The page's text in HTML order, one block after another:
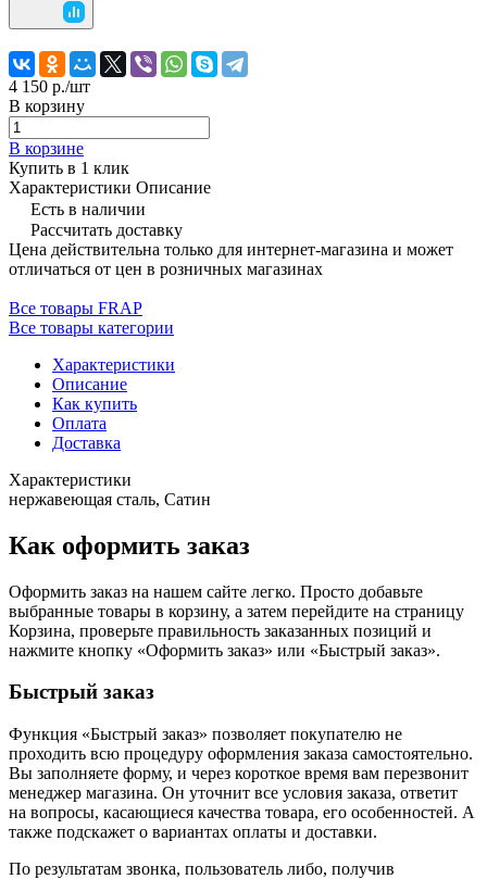
4 150 р./шт
В корзину
В корзине
Купить в 1 клик
Характеристики Описание
Есть в наличии
Рассчитать доставку
Цена действительна только для интернет-магазина и может
отличаться от цен в розничных магазинах
Все товары FRAP
Все товары категории
Характеристики
Описание
Как купить
Оплата
Доставка
Характеристики
нержавеющая сталь, Сатин
Как оформить заказ
Оформить заказ на нашем сайте легко. Просто добавьте
выбранные товары в корзину, а затем перейдите на страницу
Корзина, проверьте правильность заказанных позиций и
нажмите кнопку «Оформить заказ» или «Быстрый заказ».
Быстрый заказ
Функция «Быстрый заказ» позволяет покупателю не
проходить всю процедуру оформления заказа самостоятельно.
Вы заполняете форму, и через короткое время вам перезвонит
менеджер магазина. Он уточнит все условия заказа, ответит
на вопросы, касающиеся качества товара, его особенностей. А
также подскажет о вариантах оплаты и доставки.
По результатам звонка, пользователь либо, получив